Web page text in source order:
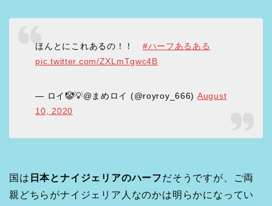
ほんとにこれあるの！！ #ハーフあるある
pic.twitter.com/ZXLmTgwc4B
— ロイ🤡💡@まめロイ (@royroy_666) August
10, 2020
国は 日本とナイジェリアのハーフだそうですが、ご両
親どちらがナイジェリア人なのかは明らかになってい